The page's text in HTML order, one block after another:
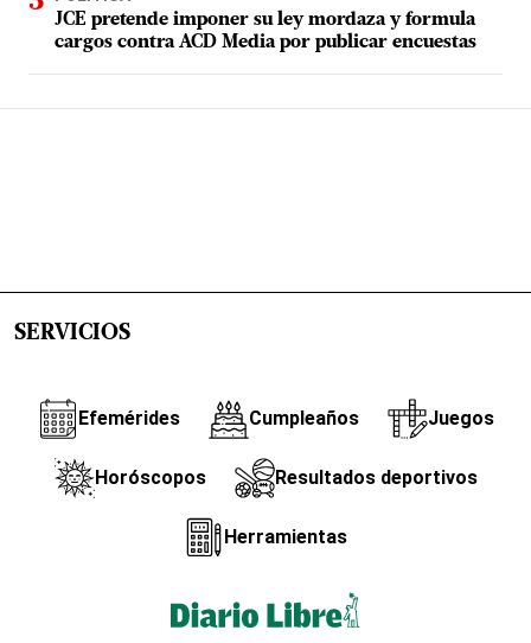
JCE pretende imponer su ley mordaza y formula
cargos contra ACD Media por publicar encuestas
SERVICIOS
Efemérides Cumpleaños Juegos
Horóscopos Resultados deportivos
Herramientas